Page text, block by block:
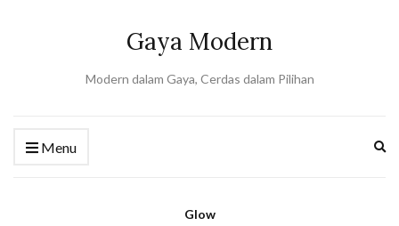
Gaya Modern
Modern dalam Gaya, Cerdas dalam Pilihan
Menu
Glow